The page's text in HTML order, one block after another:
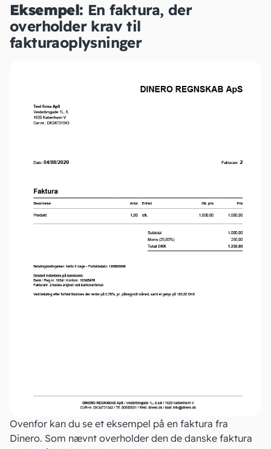
Eksempel: En faktura, der
overholder krav til
fakturaoplysninger
Ovenfor kan du se et eksempel på en faktura fra
Dinero. Som nævnt overholder den de danske faktura